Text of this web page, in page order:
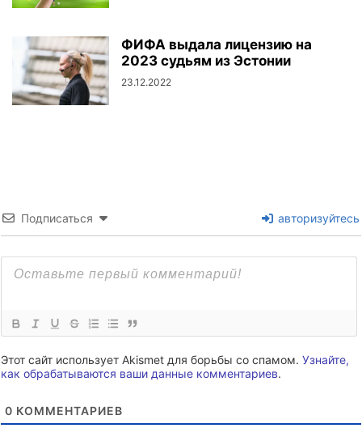
ФИФА выдала лицензию на
2023 судьям из Эстонии
23.12.2022
Подписаться авторизуйтесь
Этот сайт использует Akismet для борьбы со спамом. Узнайте,
как обрабатываются ваши данные комментариев.
0 КОММЕНТАРИЕВ